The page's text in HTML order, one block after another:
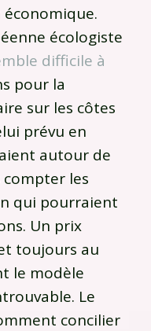
écologiste
difficile à
pour la
sur les côtes
prévu en
autour de
compter les
qui pourraient
Un prix
toujours au
le modèle
Le
concilier